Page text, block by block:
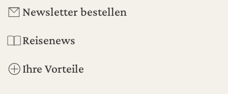
Newsletter bestellen
Reisenews
Ihre Vorteile